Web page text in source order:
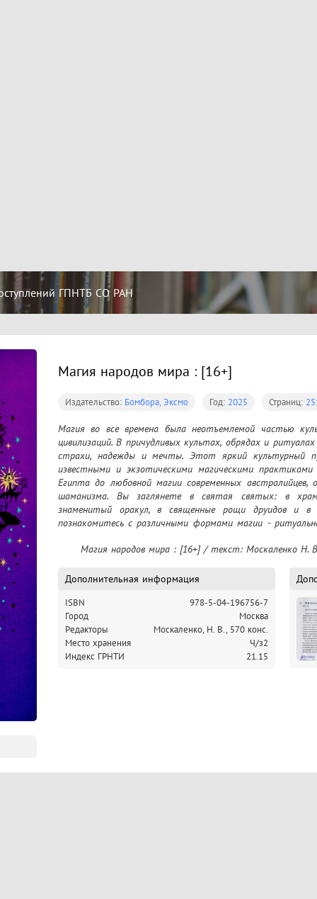
ГПНТБ СО РАН
Магия народов мира : [16+]
Издательство: Бомбора, Эксмо Год: 2025 Страниц:
Магия во все времена была неотъемлемой частью
цивилизаций. В причудливых культах, обрядах и
страхи, надежды и мечты. Этот яркий культурный
известными и экзотическими магическими
Египта до любовной магии современных австралийцев,
шаманизма. Вы заглянете в святая святых: в
знаменитый оракул, в священные рощи друидов и в
познакомитесь с различными формами магии -
полинезийцы предсказывают судьбу новой лодки?
Александра Македонского? Об этом и многом
Магия народов мира : [16+] / текст: Москаленко Н.
Дополнительная информация
ISBN
978-5-04-196756-7
Город
Москва
Редакторы
Москаленко, Н. В., 570 конс.
Место хранения
Ч/з2
Индекс ГРНТИ
21.15